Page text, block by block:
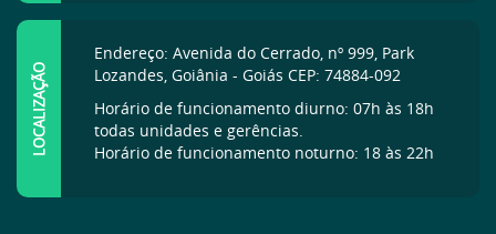
LOCALIZAÇÃO
Endereço: Avenida do Cerrado, nº 999, Park
Lozandes, Goiânia - Goiás CEP: 74884-092
Horário de funcionamento diurno: 07h às 18h
todas unidades e gerências.
Horário de funcionamento noturno: 18 às 22h